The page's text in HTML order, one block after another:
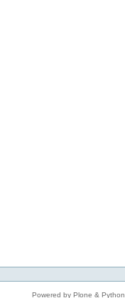
Powered by Plone & Python